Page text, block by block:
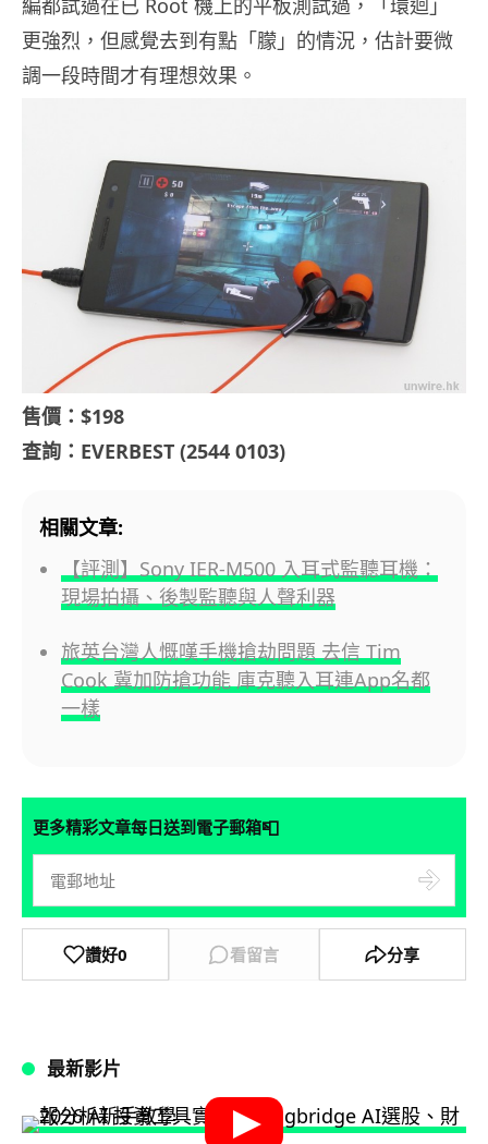
更強烈，但感覺去到有點「朦」的情況，估計要微
調一段時間才有理想效果。
售價：$198
查詢：EVERBEST (2544 0103)
相關文章:
【評測】Sony IER-M500 入耳式監聽耳機：
現場拍攝、後製監聽與人聲利器
旅英台灣人慨嘆手機搶劫問題 去信 Tim
Cook 冀加防搶功能 庫克聽入耳連App名都
一樣
更多精彩文章每日送到電子郵箱📮
讚好0 看留言 分享
最新影片